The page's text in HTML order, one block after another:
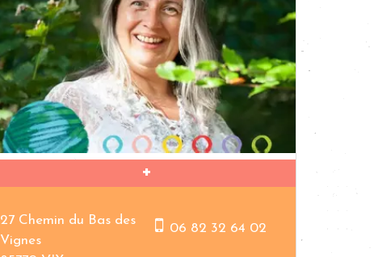
27 Chemin du Bas des
Vignes
06 82 32 64 02